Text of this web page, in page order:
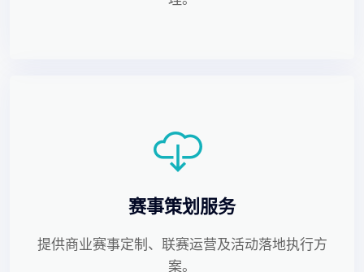
赛事策划服务
提供商业赛事定制、联赛运营及活动落地执行方
案。